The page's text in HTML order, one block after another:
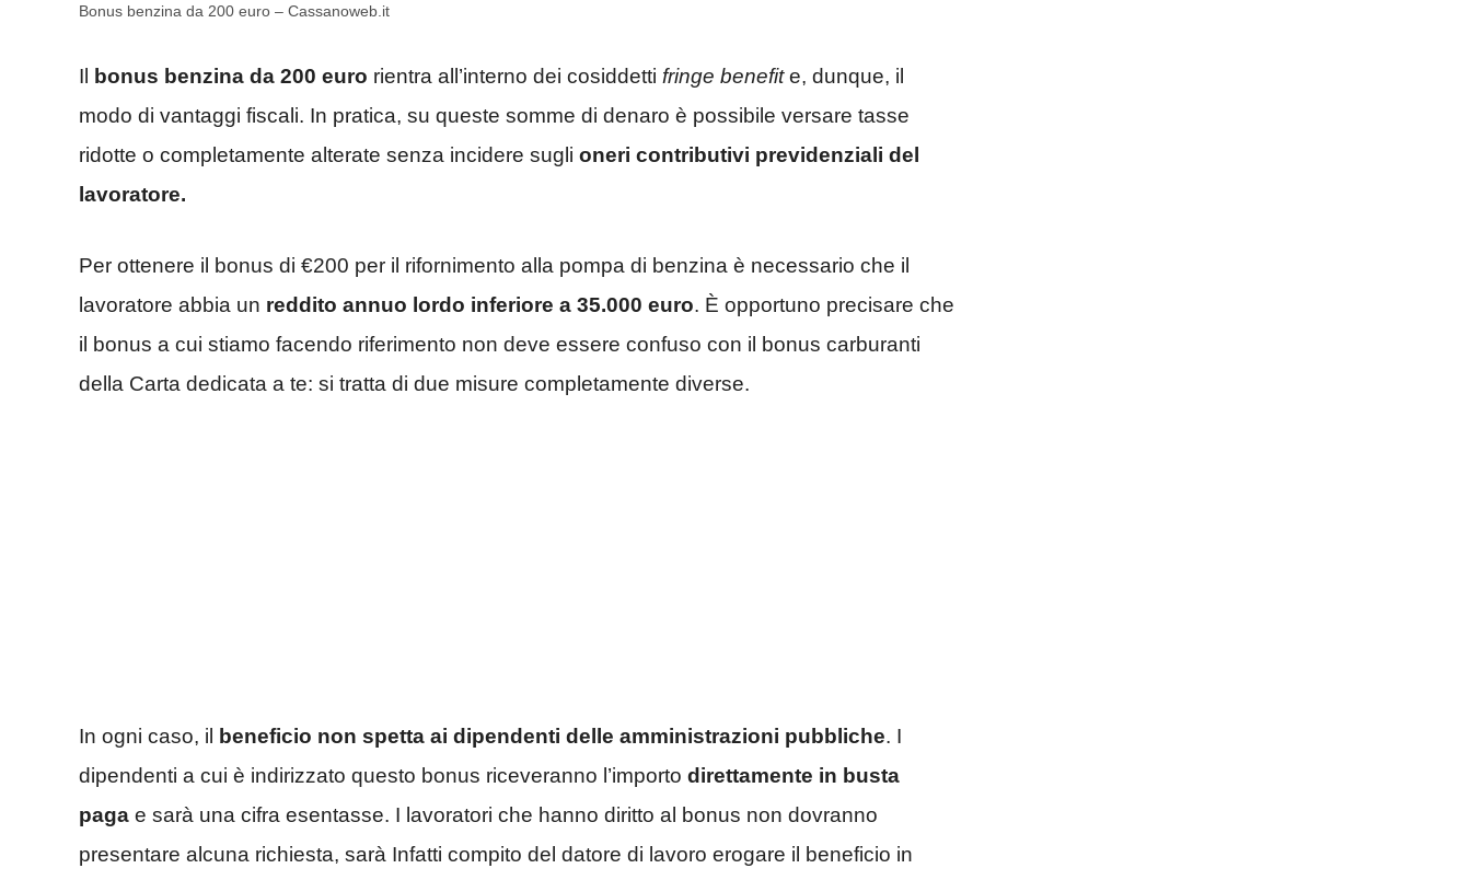
Bonus benzina da 200 euro – Cassanoweb.it
Il bonus benzina da 200 euro rientra all’interno dei cosiddetti fringe benefite, dunque, il
modo di vantaggi fiscali. In pratica, su queste somme di denaro è possibile versare tasse
ridotte o completamente alterate senza incidere sugli oneri contributivi previdenziali del
lavoratore.
Per ottenere il bonus di €200 per il rifornimento alla pompa di benzina è necessario che il
lavoratore abbia un reddito annuo lordo inferiore a 35.000 euro. È opportuno precisare che
il bonus a cui stiamo facendo riferimento non deve essere confuso con il bonus carburanti
della Carta dedicata a te: si tratta di due misure completamente diverse.
In ogni caso, il beneficio non spetta ai dipendenti delle amministrazioni pubbliche. I
dipendenti a cui è indirizzato questo bonus riceveranno l’importo direttamente in busta
paga e sarà una cifra esentasse. I lavoratori che hanno diritto al bonus non dovranno
presentare alcuna richiesta, sarà Infatti compito del datore di lavoro erogare il beneficio in